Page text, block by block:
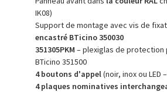
IK08)
Support de montage avec vis de
encastré BTicino 350030
351305PKM – plexiglas de protection
BTicino 351500
4 boutons d'appel(noir, inox ou LED
4 plaques nominatives